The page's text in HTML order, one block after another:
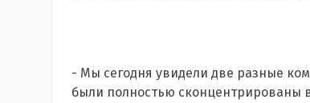
- Мы сегодня увидели две разные
были полностью сконцентрированы